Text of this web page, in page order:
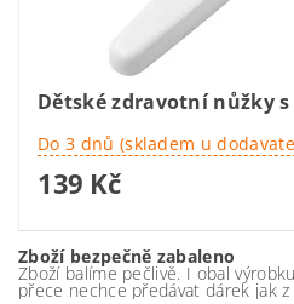
Dětské zdravotní nůžky
Do 3 dnů (skladem u
139 Kč
Zboží bezpečně zabaleno
Zboží balíme pečlivě. I obal
přece nechce předávat dárek jak z